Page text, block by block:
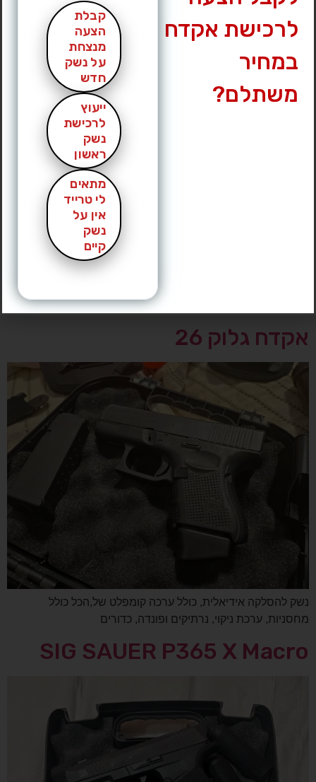
אקדח גלוק 19c USA מגיע עם 4 מחסניות וקייס של גלוק. גמיש
במחיר מוכר עקב עזיבה לתקופה ארוכה בחול
אקדח גלוק 26
נשק להסלקה אידיאלית, כולל ערכה קומפלט של,הכל כולל
מחסניות, ערכת ניקוי, נרתיקים ופונדה, כדורים
SIG SAUER P365 X Macro
לרכישת אקדח
במחיר
משתלם?
קבלת
הצעה
מנצחת
על נשק
חדש
ייעוץ
לרכישת
נשק
ראשון
מתאים
לי טרייד
אין על
נשק
קיים